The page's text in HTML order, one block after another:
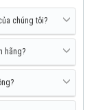
chúng tôi?
hãng?